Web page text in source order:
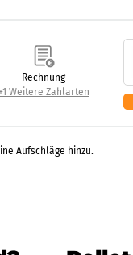
Rechnung
Weitere Zahlarten
Aufschläge hinzu.